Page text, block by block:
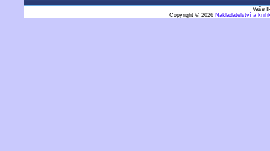
Vaše
Copyright © 2026 Nakladatelství a